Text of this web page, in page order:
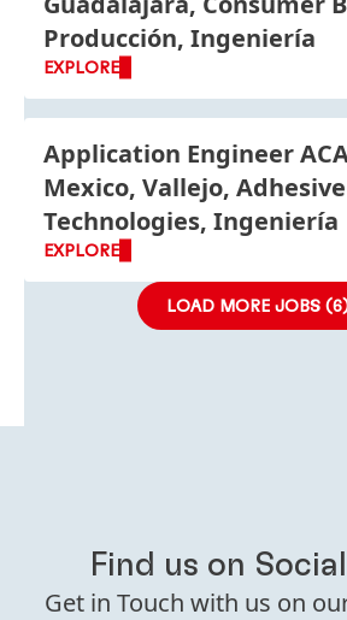
Producción, Ingeniería
EXPLORE
Application Engineer
Mexico, Vallejo, Adhesive
Technologies, Ingeniería
EXPLORE
LOAD MORE JOBS (6
Find us on
Get in Touch with us on